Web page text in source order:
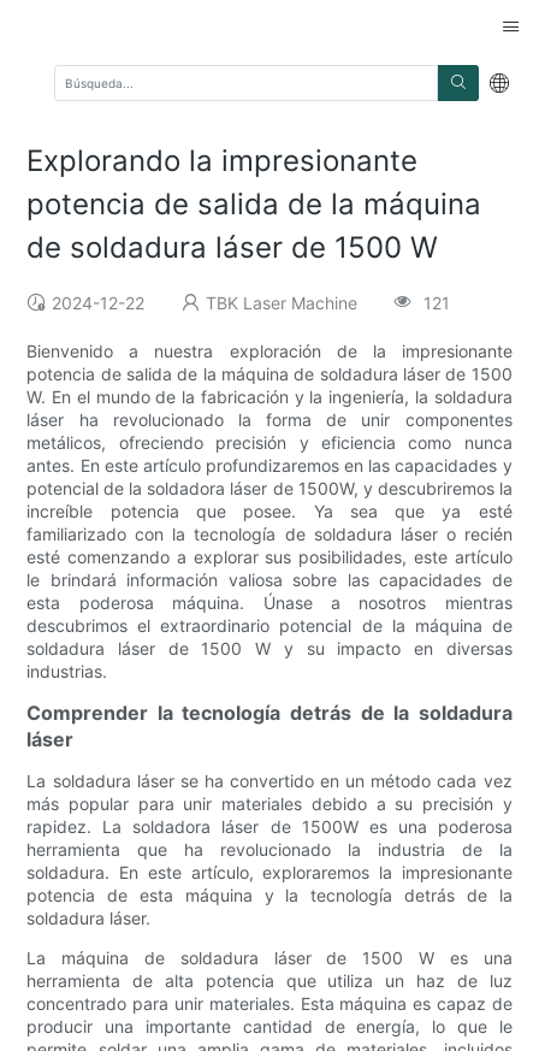
Explorando la impresionante
potencia de salida de la máquina
de soldadura láser de 1500 W
2024-12-22 TBK Laser Machine 121
Bienvenido a nuestra exploración de la impresionante
potencia de salida de la máquina de soldadura láser de 1500
W. En el mundo de la fabricación y la ingeniería, la soldadura
láser ha revolucionado la forma de unir componentes
metálicos, ofreciendo precisión y eficiencia como nunca
antes. En este artículo profundizaremos en las capacidades y
potencial de la soldadora láser de 1500W, y descubriremos la
increíble potencia que posee. Ya sea que ya esté
familiarizado con la tecnología de soldadura láser o recién
esté comenzando a explorar sus posibilidades, este artículo
le brindará información valiosa sobre las capacidades de
esta poderosa máquina. Únase a nosotros mientras
descubrimos el extraordinario potencial de la máquina de
soldadura láser de 1500 W y su impacto en diversas
industrias.
Comprender la tecnología detrás de la soldadura
láser
La soldadura láser se ha convertido en un método cada vez
más popular para unir materiales debido a su precisión y
rapidez. La soldadora láser de 1500W es una poderosa
herramienta que ha revolucionado la industria de la
soldadura. En este artículo, exploraremos la impresionante
potencia de esta máquina y la tecnología detrás de la
soldadura láser.
La máquina de soldadura láser de 1500 W es una
herramienta de alta potencia que utiliza un haz de luz
concentrado para unir materiales. Esta máquina es capaz de
producir una importante cantidad de energía, lo que le